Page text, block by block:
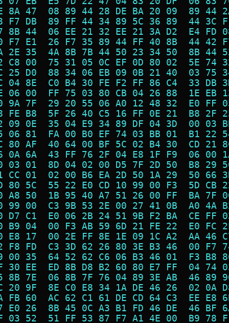
8A 47  08 89 44 28 DE BA 20 09  89
F7 DB  89 FF 44 34 89 5C 36 89  44
8B 44  06 EE 21 32 EE 21 3A D2  E4
F7 E1  26 F7 35 89 44 FF 40 8B  44
2E 35  4A 8B 7B 44 50 23 34 50  8B
C8 00  75 31 05 0C EF 0D 80 02  5E
25 D0  88 34 06 EB 09 0B 21 40  03
04 8E  C0 B4 30 FE F2 FF 86 C4  33
06 00  FF 75 03 80 CB 04 26 88  1E
9A 7F  29 20 55 06 A0 12 48 32  E0
FE B8  5F 26 40 C5 16 FF 0E 21  B8
09 0E  35 04 E9 34 89 DF 04 3D  00
06 81  FA 00 B0 EF 74 03 BB 01  B1
80 AF  40 64 00 BF 5C 02 B4 30  CD
0A 6A  43 FF 76 2F 04 E8 1F F9  06
03 01  8D 04 02 00 D5 7F 2D 50  B8
CC 01  02 00 B6 EA 2D 50 1A 29  50
80 5C  55 22 E0 CD 10 99 00 F3  5D
A8 50  1B 95 40 A7 51 26 00 FF  BA
99 00  C3 9B 53 2E 00 27 41 0B  A0
D7 C1  E0 06 2B 24 51 9B F2 BA  CE
B9 04  00 F3 AB 59 6D 21 FE 22  E0
E8 17  00 2E FF 8E 1E 09 1C A2  AA
F8 FD  C3 3D 62 26 80 3E B3 46  00
00 35  64 52 62 C6 06 B3 46 01  F3
30 EE  ED 8B D8 B2 60 80 E7 FF  04
8B 7E  06 8B 7F 76 04 89 3E AB  46
20 9F  8E C0 E8 34 1A DE 46 26  02
FB 60  AC 62 C1 61 DE CD 64 C3  EE
E0 26  8B 45 0C A3 B1 FD 46 DE  46
03 52  51 FF 53 87 F7 A1 4E 00  B9